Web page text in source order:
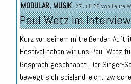
MODULAR, MUSIK 27.Juli 26 von Laura
Paul Wetz im Interview
Kurz vor seinem mitreißenden
Festival haben wir uns Paul Wetz
Gespräch geschnappt. Der Singer-
bewegt sich spielend leicht